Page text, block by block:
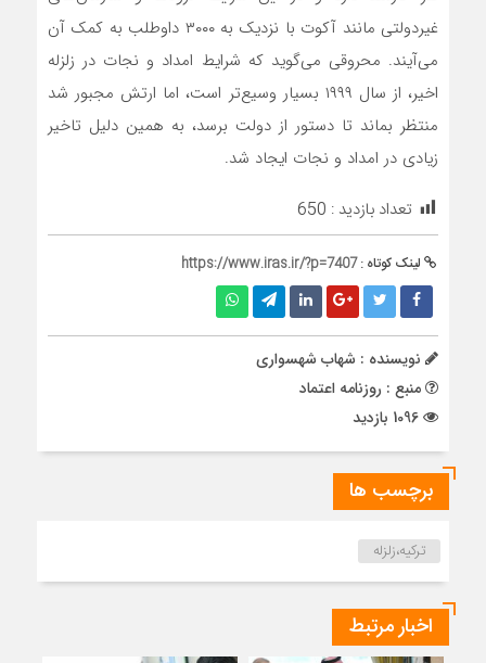
غیردولتی مانند آکوت با نزدیک به ۳۰۰۰ داوطلب به کمک آن
می‌آیند. محروقی می‌گوید که شرایط امداد و نجات در زلزله
اخیر، از سال ۱۹۹۹ بسیار وسیع‌تر است، اما ارتش مجبور شد
منتظر بماند تا دستور از دولت برسد، به همین دلیل تاخیر
زیادی در امداد و نجات ایجاد شد.
تعداد بازدید : 650
لینک کوتاه :https://www.iras.ir/?p=7407
نویسنده : شهاب شهسواری
منبع : روزنامه اعتماد
برچسب ها
ترکیه،زلزله
اخبار مرتبط